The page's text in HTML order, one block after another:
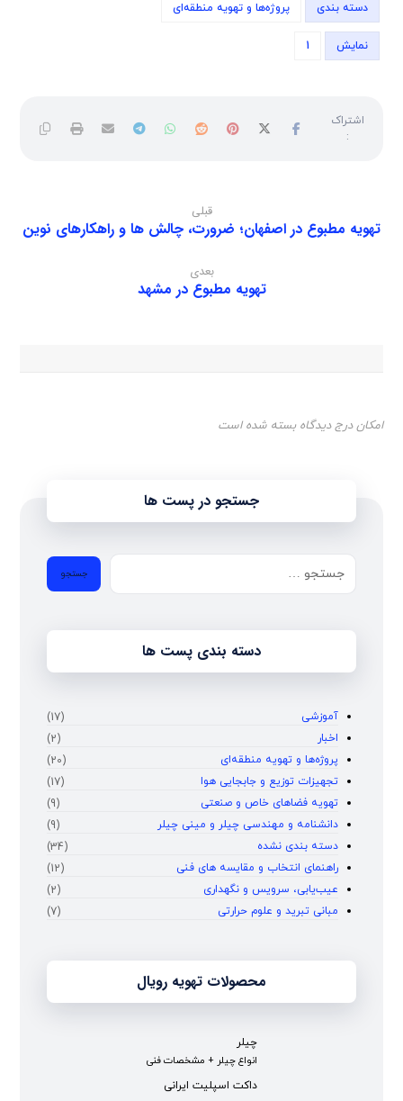
دسته بندی پروژه‌ها و تهویه منطقه‌ای
نمایش 1
قبلی
تهویه مطبوع در اصفهان؛ ضرورت، چالش ها و راهکارهای نوین
بعدی
تهویه مطبوع در مشهد
امکان درج دیدگاه بسته شده است
جستجو در پست ها
دسته بندی پست ها
آموزشی
(17)
اخبار
(2)
پروژه‌ها و تهویه منطقه‌ای
(20)
تجهیزات توزیع و جابجایی هوا
(17)
تهویه فضاهای خاص و صنعتی
(9)
دانشنامه و مهندسی چیلر و مینی چیلر
(9)
دسته بندی نشده
(34)
راهنمای انتخاب و مقایسه‌ های فنی
(12)
عیب‌یابی، سرویس و نگهداری
(2)
مبانی تبرید و علوم حرارتی
(7)
محصولات تهویه رویال
چیلر
انواع چیلر + مشخصات فنی
داکت اسپلیت ایرانی